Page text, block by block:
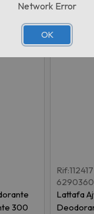
300
Rif:112417
Lattafa
Network Error
OK